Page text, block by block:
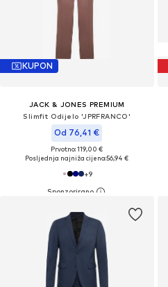
KUPON
JACK & JONES PREMIUM
Slimfit Odijelo 'JPRFRANCO'
Od 76,41 €
Prvotno: 119,00 €
Posljednja najniža cijena:56,94 €
+9